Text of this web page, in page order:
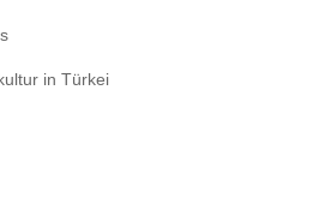
in Türkei